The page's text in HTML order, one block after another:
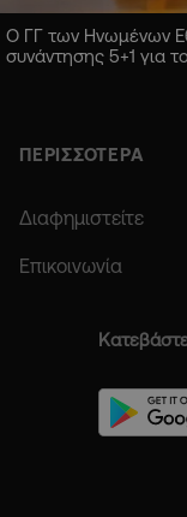
Ο ΓΓ των Ηνωμένων
συνάντησης 5+1 για
ΠΕΡΙΣΣΟΤΕΡΑ
Διαφημιστείτε
Επικοινωνία